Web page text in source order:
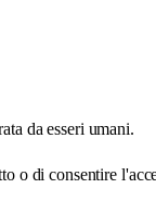
da esseri umani.
di consentire